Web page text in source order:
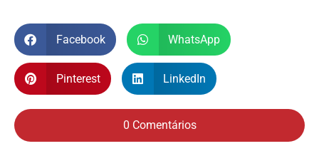
Facebook WhatsApp
Pinterest LinkedIn
0 Comentários